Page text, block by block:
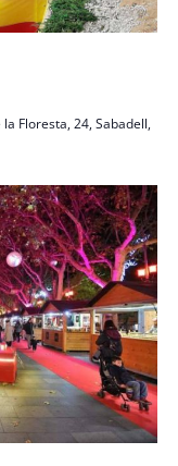
Floresta, 24, Sabadell,